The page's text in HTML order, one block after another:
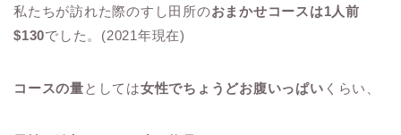
私たちが訪れた際のすし田所のおまかせコースは1人前
$130でした。(2021年現在)
コースの量としては女性でちょうどお腹いっぱい くらい、